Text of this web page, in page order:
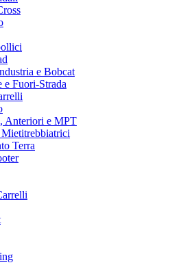
e Bobcat
e Fuori-Strada
Anteriori e MPT
Terra